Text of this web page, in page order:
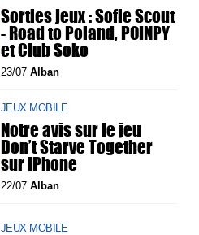
Sorties jeux : Sofie Scout
- Road to Poland, POINPY
et Club Soko
23/07 Alban
JEUX MOBILE
Notre avis sur le jeu
Don’t Starve Together
sur iPhone
22/07 Alban
JEUX MOBILE